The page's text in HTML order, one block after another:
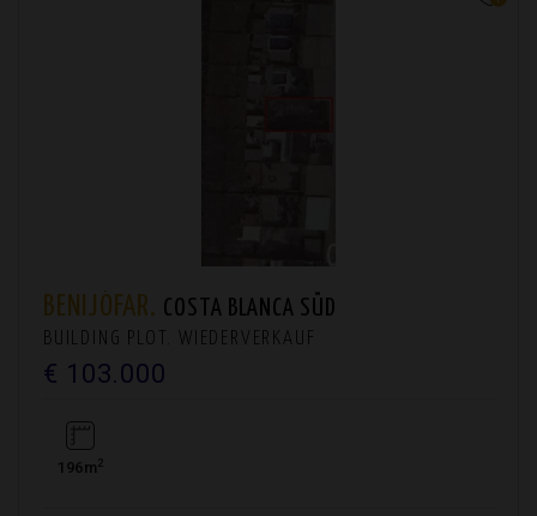
BENIJÓFAR. COSTA BLANCA SÜD
BUILDING PLOT. WIEDERVERKAUF
€ 103.000
196m2